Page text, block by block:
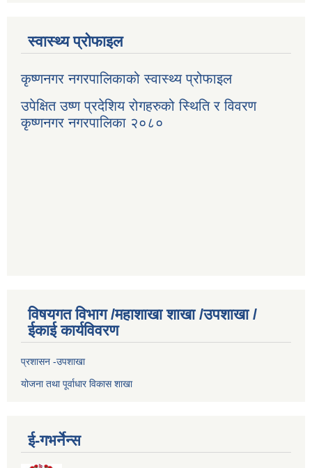
स्वास्थ्य प्रोफाइल
कृष्णनगर नगरपालिकाको स्वास्थ्य प्रोफाइल
उपेक्षित उष्ण प्रदेशिय रोगहरुको स्थिति र विवरण
कृष्णनगर नगरपालिका २०८०
विषयगत विभाग /महाशाखा शाखा /उपशाखा /
ईकाई कार्यविवरण
प्रशासन -उपशाखा
योजना तथा पूर्वाधार विकास शाखा
ई-गभर्नेन्स